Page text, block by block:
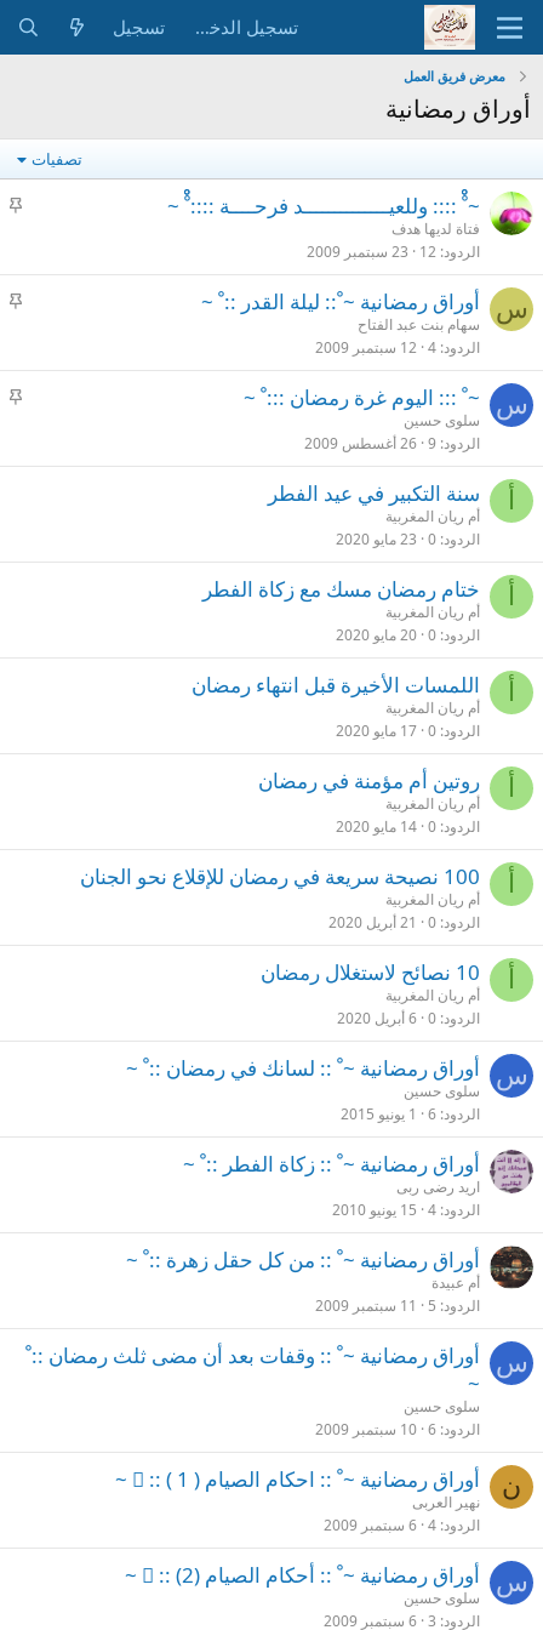
تسجيل الدخول تسجيل
معرض فريق العمل
أوراق رمضانية
تصفيات
م
~ ْْْ :::: وللعيــــــــــــــد فرحــــة :::: ْْْ ~
فتاة لديها هدف
الردود 12 23 سبتمبر 2009
س
م
أوراق رمضانية ~ ْ:: ليلة القدر :: ْ ~
سهام بنت عبد الفتاح
الردود 4 12 سبتمبر 2009
س
م
~ ْ ::: اليوم غرة رمضان ::: ْ ~
سلوى حسين
الردود 9 26 أغسطس 2009
أ سنة التكبير في عيد الفطر
أم ريان المغربية
الردود 0 23 مايو 2020
أ ختام رمضان مسك مع زكاة الفطر
أم ريان المغربية
الردود 0 20 مايو 2020
أ اللمسات الأخيرة قبل انتهاء رمضان
أم ريان المغربية
الردود 0 17 مايو 2020
أ روتين أم مؤمنة في رمضان
أم ريان المغربية
الردود 0 14 مايو 2020
أ 100 نصيحة سريعة في رمضان للإقلاع نحو الجنان
أم ريان المغربية
الردود 0 21 أبريل 2020
أ 10 نصائح لاستغلال رمضان
أم ريان المغربية
الردود 0 6 أبريل 2020
س أوراق رمضانية ~ ْ :: لسانك في رمضان :: ْ ~
سلوى حسين
الردود 6 1 يونيو 2015
أوراق رمضانية ~ ْ :: زكاة الفطر :: ْ ~
اريد رضى ربى
الردود 4 15 يونيو 2010
أوراق رمضانية ~ ْ :: من كل حقل زهرة :: ْ ~
أم عبيدة
الردود 5 11 سبتمبر 2009
س
أوراق رمضانية ~ ْ :: وقفات بعد أن مضى ثلث رمضان :: ْ
~
سلوى حسين
الردود 6 10 سبتمبر 2009
ن أوراق رمضانية ~ ْ :: احكام الصيام ( 1 ) :: ْ ~
نهير العربى
الردود 4 6 سبتمبر 2009
س أوراق رمضانية ~ ْ :: أحكام الصيام (2) :: ْ ~
سلوى حسين
الردود 3 6 سبتمبر 2009